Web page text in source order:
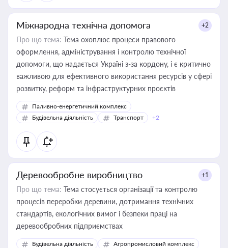
Міжнародна технічна допомога +2
Про що тема: Тема охоплює процеси правового
оформлення, адміністрування і контролю технічної
допомоги, що надається Україні з-за кордону, і є критично
важливою для ефективного використання ресурсів у сфері
розвитку, реформ та інфраструктурних проєктів
Паливно-енергетичний комплекс
Будівельна діяльність
Транспорт +2
Деревообробне виробництво +1
Про що тема: Тема стосується організації та контролю
процесів переробки деревини, дотримання технічних
стандартів, екологічних вимог і безпеки праці на
деревообробних підприємствах
Будівельна діяльність Агропромисловий комплекс